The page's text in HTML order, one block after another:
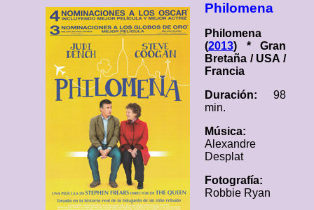
Philomena
Philomena
(2013) * Gran
Bretaña / USA /
Francia
Duración: 98
min.
Música:
Alexandre
Desplat
Fotografía:
Robbie Ryan